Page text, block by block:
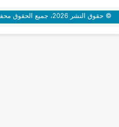
© حقوق النشر 2026، جميع الحقوق محفوظة بوابة سعودي اون